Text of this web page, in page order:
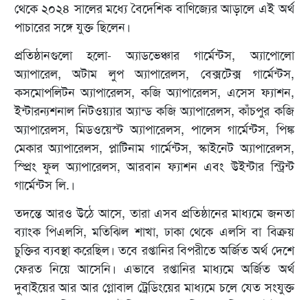
থেকে ২০২৪ সালের মধ্যে বৈদেশিক বাণিজ্যের আড়ালে এই অর্থ
পাচারের সঙ্গে যুক্ত ছিলেন।
প্রতিষ্ঠানগুলো হলো- অ্যাডভেঞ্চার গার্মেন্টস, অ্যাপোলো
অ্যাপারেল, অটাম লুপ অ্যাপারেলস, বেক্সটেক্স গার্মেন্টস,
কসমোপলিটন অ্যাপারেলস, কজি অ্যাপারেলস, এসেস ফ্যাশন,
ইন্টারন্যশনাল নিটওয়্যার অ্যান্ড কজি অ্যাপারেলস, কাঁচপুর কজি
অ্যাপারেলস, মিডওয়েস্ট অ্যাপারেলস, পালেস গার্মেন্টস, পিঙ্ক
মেকার অ্যাপারেলস, প্লাটিনাম গার্মেন্টস, স্কাইনেট অ্যাপারেলস,
স্প্রিং ফুল অ্যাপারেলস, আরবান ফ্যাশন এবং উইন্টার স্ট্রিন্ট
গার্মেন্টস লি.।
তদন্তে আরও উঠে আসে, তারা এসব প্রতিষ্ঠানের মাধ্যমে জনতা
ব্যাংক পিএলসি, মতিঝিল শাখা, ঢাকা থেকে এলসি বা বিক্রয়
চুক্তির ব্যবস্থা করেছিল। তবে রপ্তানির বিপরীতে অর্জিত অর্থ দেশে
ফেরত নিয়ে আসেনি। এভাবে রপ্তানির মাধ্যমে অর্জিত অর্থ
দুবাইয়ের আর আর গ্লোবাল ট্রেডিংয়ের মাধ্যমে চলে যেত সংযুক্ত